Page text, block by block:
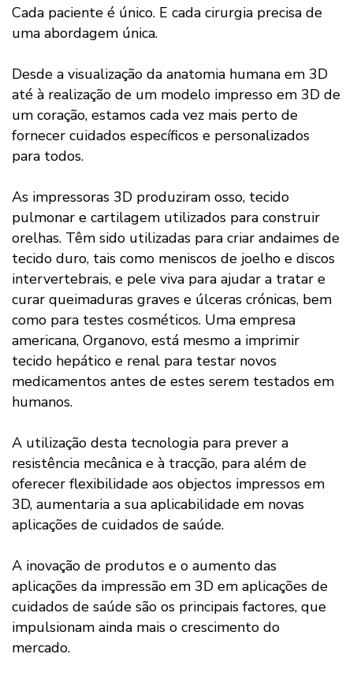
Cada paciente é único. E cada cirurgia precisa de
uma abordagem única.
Desde a visualização da anatomia humana em 3D
até à realização de um modelo impresso em 3D de
um coração, estamos cada vez mais perto de
fornecer cuidados específicos e personalizados
para todos.
As impressoras 3D produziram osso, tecido
pulmonar e cartilagem utilizados para construir
orelhas. Têm sido utilizadas para criar andaimes de
tecido duro, tais como meniscos de joelho e discos
intervertebrais, e pele viva para ajudar a tratar e
curar queimaduras graves e úlceras crónicas, bem
como para testes cosméticos. Uma empresa
americana, Organovo, está mesmo a imprimir
tecido hepático e renal para testar novos
medicamentos antes de estes serem testados em
humanos.
A utilização desta tecnologia para prever a
resistência mecânica e à tracção, para além de
oferecer flexibilidade aos objectos impressos em
3D, aumentaria a sua aplicabilidade em novas
aplicações de cuidados de saúde.
A inovação de produtos e o aumento das
aplicações da impressão em 3D em aplicações de
cuidados de saúde são os principais factores, que
impulsionam ainda mais o crescimento do
mercado.